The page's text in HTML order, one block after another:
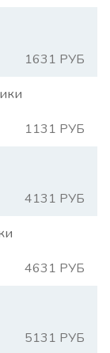
1631 РУБ
1131 РУБ
4131 РУБ
4631 РУБ
5131 РУБ